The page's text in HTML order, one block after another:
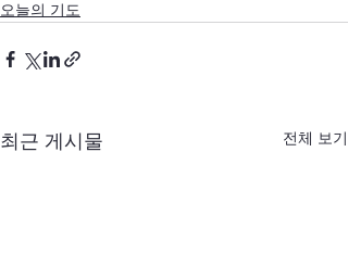
오늘의 기도
최근 게시물 전체 보기